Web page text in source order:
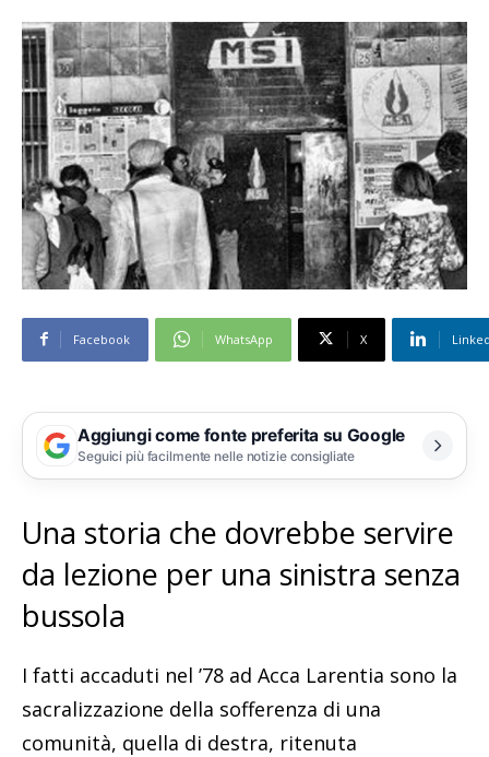
Facebook WhatsApp X
Aggiungi come fonte preferita su Google
Seguici più facilmente nelle notizie consigliate
Una storia che dovrebbe servire
da lezione per una sinistra senza
bussola
I fatti accaduti nel ’78 ad Acca Larentia sono la
sacralizzazione della sofferenza di una
comunità, quella di destra, ritenuta